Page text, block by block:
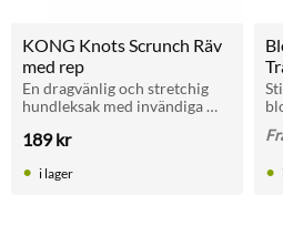
KONG Knots Scrunch Räv
med rep
En dragvänlig och stretchig
hundleksak med invändiga
hundens naturliga
189kr
i lager